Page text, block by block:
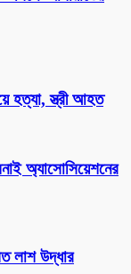
হত্যা, স্ত্রী আহত
অ্যাসোসিয়েশনের
লাশ উদ্ধার